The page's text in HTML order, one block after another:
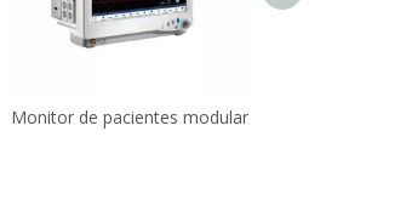
Monitor de pacientes modular